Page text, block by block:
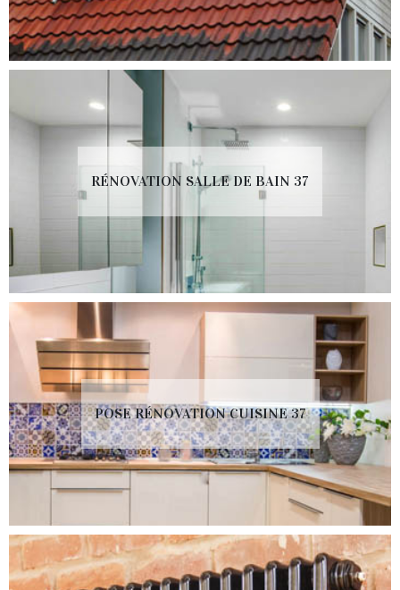
RÉNOVATION SALLE DE BAIN 37
POSE RÉNOVATION CUISINE 37